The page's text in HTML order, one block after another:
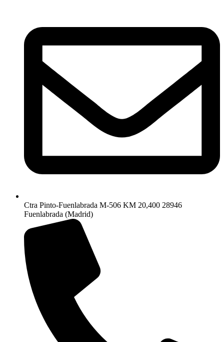
Ctra Pinto-Fuenlabrada M-506 KM 20,400 28946
Fuenlabrada (Madrid)